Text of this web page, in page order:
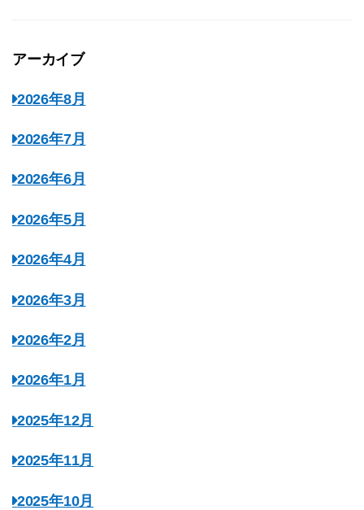
アーカイブ
2026年8月
2026年7月
2026年6月
2026年5月
2026年4月
2026年3月
2026年2月
2026年1月
2025年12月
2025年11月
2025年10月